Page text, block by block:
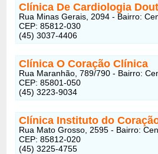
Clínica De Cardiologia
Rua Minas Gerais, 2094 - Bairro:
CEP: 85812-030
(45) 3037-4406
Clínica O Coração Clínica
Rua Maranhão, 789/790 - Bairro:
CEP: 85801-050
(45) 3223-9034
Clínica Instituto do
Rua Mato Grosso, 2595 - Bairro:
CEP: 85812-020
(45) 3225-4755